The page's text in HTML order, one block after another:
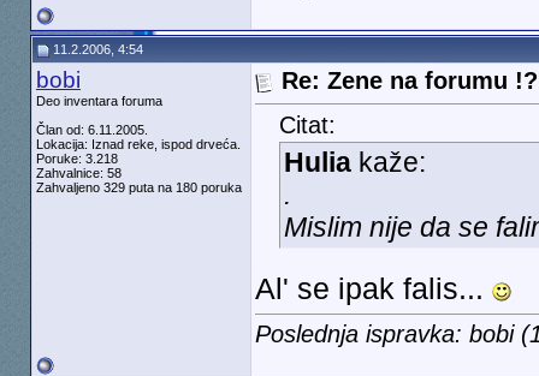
11.2.2006, 4:54
bobi
Deo inventara foruma
Član od: 6.11.2005.
Lokacija: Iznad reke, ispod drveća.
Poruke: 3.218
Zahvalnice: 58
Zahvaljeno 329 puta na 180 poruka
Re: Zene na forumu
Citat:
Huliakaže:
.
Mislim nije da se
Al' se ipak falis...
Poslednja ispravka: bobi